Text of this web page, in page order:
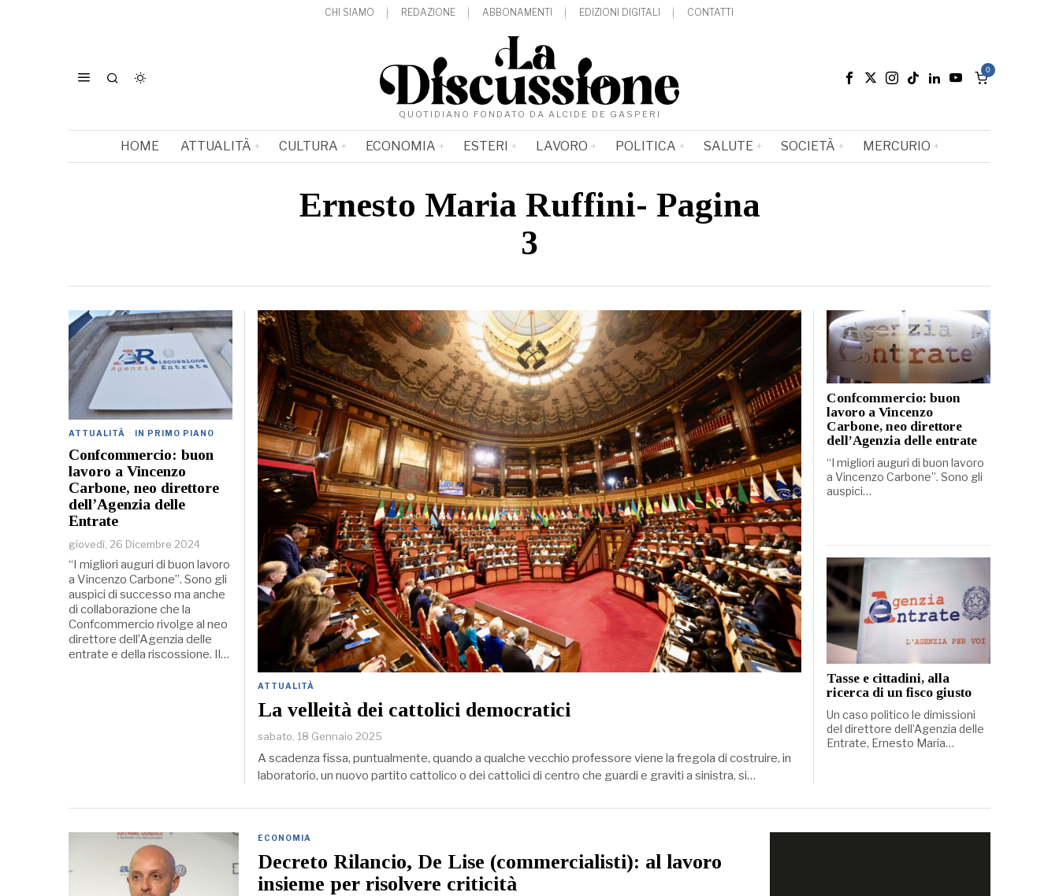
CHI SIAMO REDAZIONE ABBONAMENTI EDIZIONI DIGITALI CONTATTI
QUOTIDIANO FONDATO DA ALCIDE DE GASPERI
0
HOME ATTUALITÀ CULTURA ECONOMIA ESTERI LAVORO POLITICA SALUTE SOCIETÀ MERCURIO
Ernesto Maria Ruffini- Pagina
3
ATTUALITÀ
La velleità dei cattolici democratici
sabato, 18 Gennaio 2025
A scadenza fissa, puntualmente, quando a qualche vecchio professore viene la fregola di costruire, in
laboratorio, un nuovo partito cattolico o dei cattolici di centro che guardi e graviti a sinistra, si…
ATTUALITÀ · IN PRIMO PIANO
Confcommercio: buon
lavoro a Vincenzo
Carbone, neo direttore
dell’Agenzia delle
Entrate
giovedì, 26 Dicembre 2024
“I migliori auguri di buon lavoro
a Vincenzo Carbone”. Sono gli
auspici di successo ma anche
di collaborazione che la
Confcommercio rivolge al neo
direttore dell’Agenzia delle
entrate e della riscossione. Il…
Confcommercio: buon
lavoro a Vincenzo
Carbone, neo direttore
dell’Agenzia delle entrate
“I migliori auguri di buon lavoro
a Vincenzo Carbone”. Sono gli
auspici…
Tasse e cittadini, alla
ricerca di un fisco giusto
Un caso politico le dimissioni
del direttore dell’Agenzia delle
Entrate, Ernesto Maria…
ECONOMIA
Decreto Rilancio, De Lise (commercialisti): al lavoro
insieme per risolvere criticità